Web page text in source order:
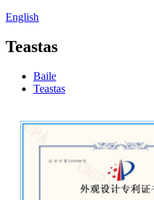
English
Teastas
Baile
Teastas